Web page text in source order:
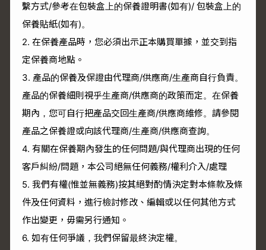
繫方式/參考在包裝盒上的保養證明書(如有)/ 包裝盒上的
保養貼紙(如有)。
2. 在保養產品時，您必須出示正本購買單據，並交到指
定保養商地點。
3. 產品的保養及保證由代理商/供應商/生產商自行負責。
產品的保養細則視乎生產商/供應商的政策而定。在保養
期內，您可自行把產品交回生產商/供應商維修。請參閱
產品之保養證或向該代理商/生產商/供應商查詢。
4. 有關在保養期內發生的任何問題/與代理商出現的任何
客戶糾紛/問題，本公司絕無任何義務/權利介入/處理
5. 我們有權(惟並無義務)按其絕對酌情決定對本條款及條
件及任何資料，進行檢討修改、編輯或以任何其他方式
作出變更，毋需另行通知。
6. 如有任何爭議，我們保留最終決定權。